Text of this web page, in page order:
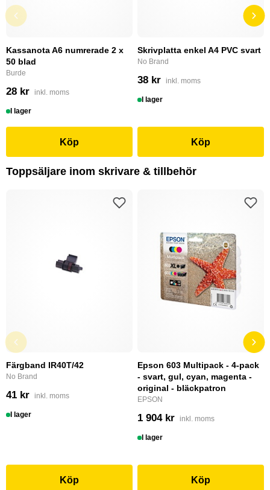
Kassanota A6 numrerade 2 x
50 blad
Burde
28 kr inkl. moms
I lager
Köp
Skrivplatta enkel A4 PVC svart
No Brand
38 kr inkl. moms
I lager
Köp
Toppsäljare inom skrivare & tillbehör
Färgband IR40T/42
No Brand
41 kr inkl. moms
I lager
Köp
Epson 603 Multipack - 4-pack
- svart, gul, cyan, magenta -
original - bläckpatron
EPSON
1 904 kr inkl. moms
I lager
Köp